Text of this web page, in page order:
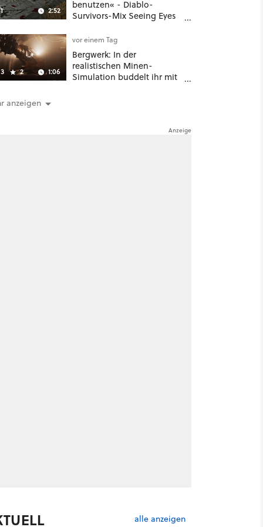
2:52
benutzen« - Diablo-
Survivors-Mix Seeing Eyes
nützliches Map-Tool
2 1:06
vor einem Tag
Bergwerk: In der
realistischen Minen-
Simulation buddelt ihr mit
anzeigen
alle anzeigen